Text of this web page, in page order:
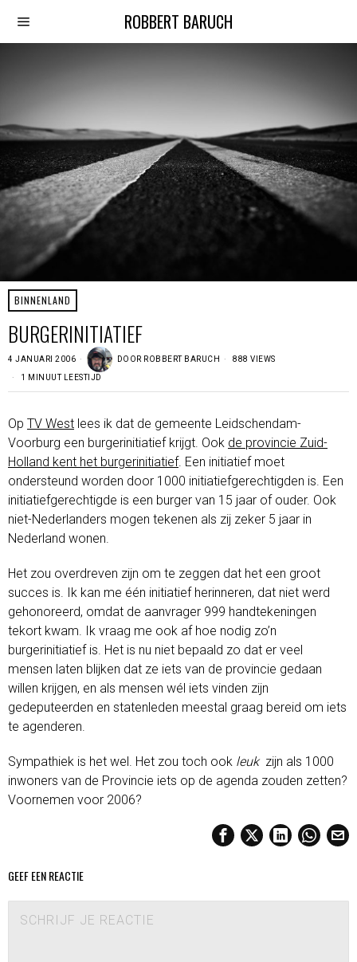
ROBBERT BARUCH
BINNENLAND
BURGERINITIATIEF
4 JANUARI 2006 DOOR ROBBERT BARUCH 888 VIEWS
1 MINUUT LEESTIJD
Op TV West lees ik dat de gemeente Leidschendam-
Voorburg een burgerinitiatief krijgt. Ook de provincie Zuid-
Holland kent het burgerinitiatief. Een initiatief moet
ondersteund worden door 1000 initiatiefgerechtigden is. Een
initiatiefgerechtigde is een burger van 15 jaar of ouder. Ook
niet-Nederlanders mogen tekenen als zij zeker 5 jaar in
Nederland wonen.
Het zou overdreven zijn om te zeggen dat het een groot
succes is. Ik kan me één initiatief herinneren, dat niet werd
gehonoreerd, omdat de aanvrager 999 handtekeningen
tekort kwam. Ik vraag me ook af hoe nodig zo’n
burgerinitiatief is. Het is nu niet bepaald zo dat er veel
mensen laten blijken dat ze iets van de provincie gedaan
willen krijgen, en als mensen wél iets vinden zijn
gedeputeerden en statenleden meestal graag bereid om iets
te agenderen.
Sympathiek is het wel. Het zou toch ook leukzijn als 1000
inwoners van de Provincie iets op de agenda zouden zetten?
Voornemen voor 2006?
GEEF EEN REACTIE